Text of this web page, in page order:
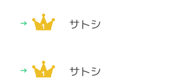
サトシ
サトシ